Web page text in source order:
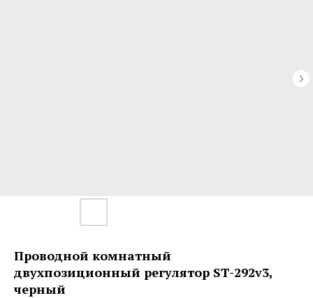
Проводной комнатный
двухпозиционный регулятор ST-292v3,
черный